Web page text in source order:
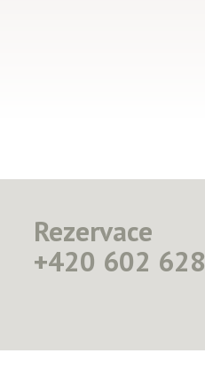
Rezervace
+420 602